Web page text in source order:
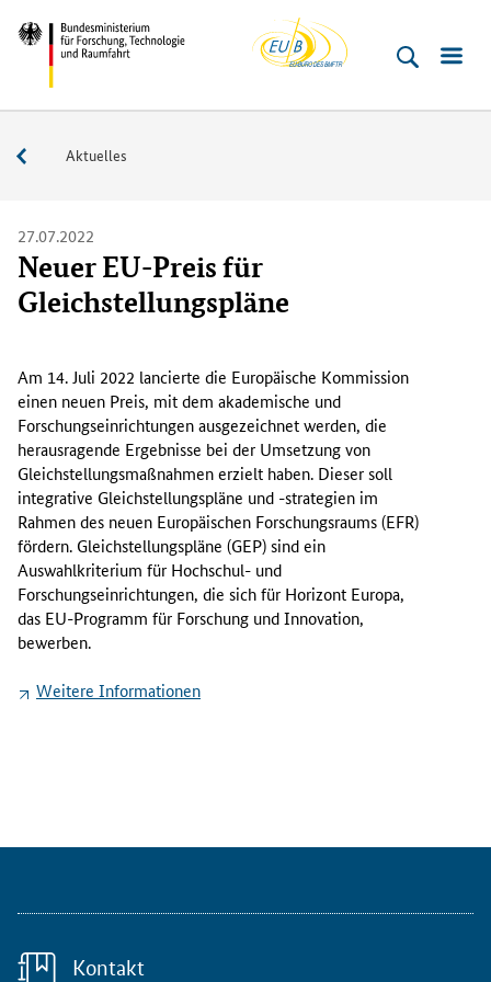
Direkt
zum
Inhalt
(Eingabetaste)
Direkt
zum
Hauptmenu
(Eingabetaste)
Direkt
zur
Suche
(Eingabetaste)
Direkt
zur
Fußleiste
(Enter)
Bundesministerium
Technologie
Buero
Service
Aktuelles
27.07.2022
Neuer EU-Preis für
Gleichstellungspläne
m
1
4
.
J
u
l
i
2
0
2
2
e
E
u
Am 14. Juli 2022 lancierte die Europäische Kommission
einen neuen Preis, mit dem akademische und
Forschungseinrichtungen ausgezeichnet werden, die
herausragende Ergebnisse bei der Umsetzung von
Gleichstellungsmaßnahmen erzielt haben. Dieser soll
integrative Gleichstellungspläne und -strategien im
Rahmen des neuen Europäischen Forschungsraums (EFR)
fördern. Gleichstellungspläne (GEP) sind ein
Auswahlkriterium für Hochschul- und
Forschungseinrichtungen, die sich für Horizont Europa,
das EU-Programm für Forschung und Innovation,
bewerben.
Weitere Informationen
Kontakt